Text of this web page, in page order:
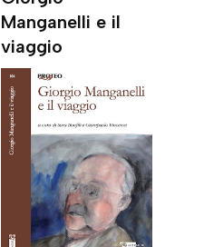
Manganelli e il
viaggio